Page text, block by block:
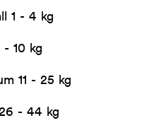
1 - 4 kg
- 10 kg
11 - 25 kg
- 44 kg